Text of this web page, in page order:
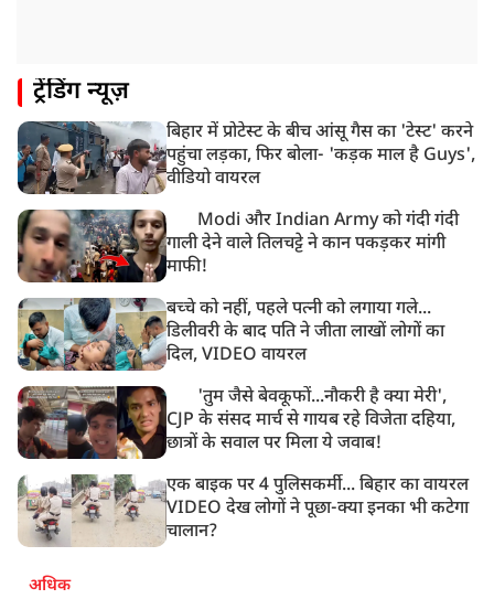
ट्रेंडिंग न्यूज़
बिहार में प्रोटेस्ट के बीच आंसू गैस का 'टेस्ट' करने
पहुंचा लड़का, फिर बोला- 'कड़क माल है Guys',
वीडियो वायरल
Modi और Indian Army को गंदी गंदी
गाली देने वाले तिलचट्टे ने कान पकड़कर मांगी
माफी!
बच्चे को नहीं, पहले पत्नी को लगाया गले...
डिलीवरी के बाद पति ने जीता लाखों लोगों का
दिल, VIDEO वायरल
'तुम जैसे बेवकूफों...नौकरी है क्या मेरी',
CJP के संसद मार्च से गायब रहे विजेता दहिया,
छात्रों के सवाल पर मिला ये जवाब!
एक बाइक पर 4 पुलिसकर्मी... बिहार का वायरल
VIDEO देख लोगों ने पूछा-क्या इनका भी कटेगा
चालान?
अधिक